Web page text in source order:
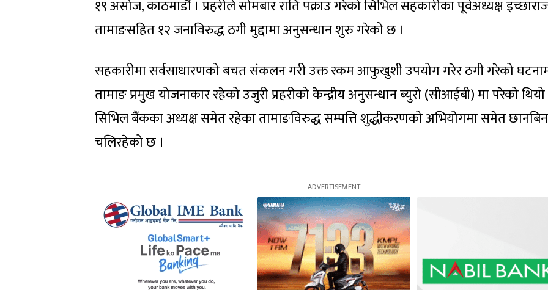
१९ असोज, काठमाडौं । प्रहरीले सोमबार राति पक्राउ गरेको सिभिल सहकारीका पूर्वअध्यक्ष
तामाङसहित १२ जनाविरुद्ध ठगी मुद्दामा अनुसन्धान शुरु गरेको छ ।
सहकारीमा सर्वसाधारणको बचत संकलन गरी उक्त रकम आफुखुशी उपयोग गरेर ठगी गरेको
तामाङ प्रमुख योजनाकार रहेको उजुरी प्रहरीको केन्द्रीय अनुसन्धान ब्युरो (सीआईबी) मा परेको
सिभिल बैंकका अध्यक्ष समेत रहेका तामाङविरुद्ध सम्पत्ति शुद्धीकरणको अभियोगमा समेत छानबिन
चलिरहेको छ ।